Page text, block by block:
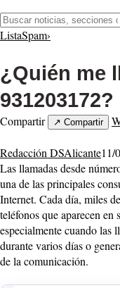
Buscar:
ListaSpam›
¿Quién me
931203172?
Compartir ↗ Compartir
Redacción DSAlicante11/
Las llamadas desde
una de las principales
Internet. Cada día, miles
teléfonos que aparecen
especialmente cuando las
durante varios días o
de la comunicación.